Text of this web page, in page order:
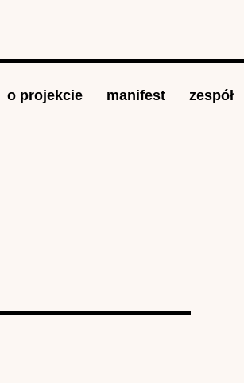
o projekcie manifest zespół